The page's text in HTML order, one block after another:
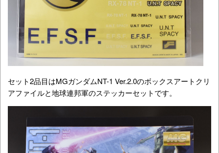
セット2品目はMGガンダムNT-1 Ver.2.0のボックスアートクリ
アファイルと地球連邦軍のステッカーセットです。